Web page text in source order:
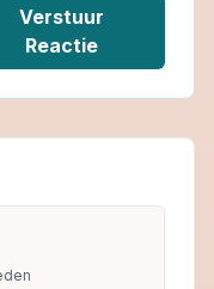
Verstuur
Reactie